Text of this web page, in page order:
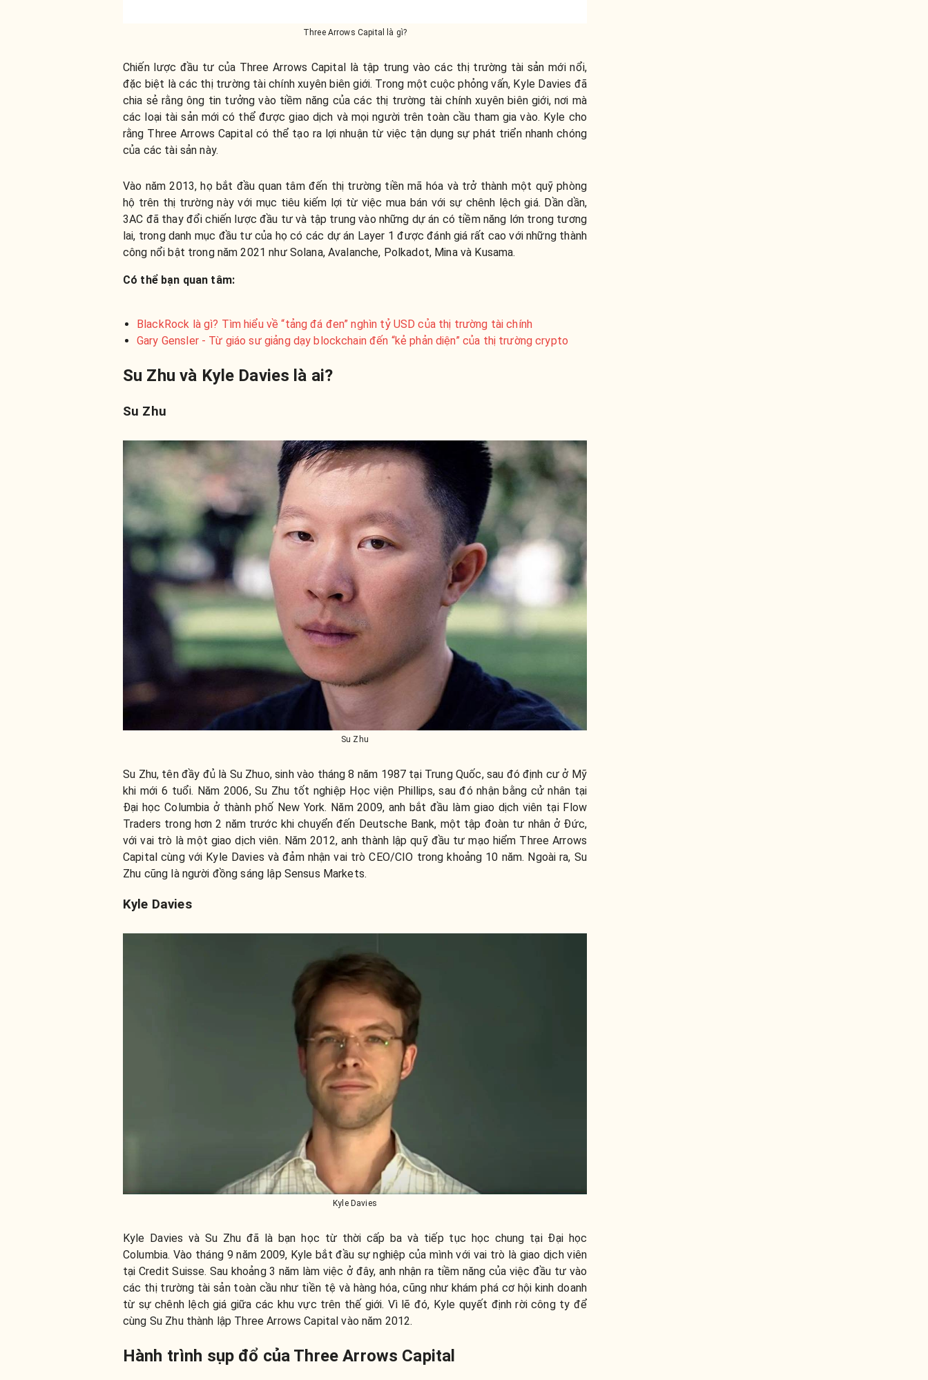
Three Arrows Capital là gì?
Chiến lược đầu tư của Three Arrows Capital là tập trung vào các thị trường tài sản mới nổi,
đặc biệt là các thị trường tài chính xuyên biên giới. Trong một cuộc phỏng vấn, Kyle Davies đã
chia sẻ rằng ông tin tưởng vào tiềm năng của các thị trường tài chính xuyên biên giới, nơi mà
các loại tài sản mới có thể được giao dịch và mọi người trên toàn cầu tham gia vào. Kyle cho
rằng Three Arrows Capital có thể tạo ra lợi nhuận từ việc tận dụng sự phát triển nhanh chóng
của các tài sản này.
Vào năm 2013, họ bắt đầu quan tâm đến thị trường tiền mã hóa và trở thành một quỹ phòng
hộ trên thị trường này với mục tiêu kiếm lợi từ việc mua bán với sự chênh lệch giá. Dần dần,
3AC đã thay đổi chiến lược đầu tư và tập trung vào những dự án có tiềm năng lớn trong tương
lai, trong danh mục đầu tư của họ có các dự án Layer 1 được đánh giá rất cao với những thành
công nổi bật trong năm 2021 như Solana, Avalanche, Polkadot, Mina và Kusama.
Có thể bạn quan tâm:
BlackRock là gì? Tìm hiểu về “tảng đá đen” nghìn tỷ USD của thị trường tài chính
Gary Gensler - Từ giáo sư giảng dạy blockchain đến “kẻ phản diện” của thị trường crypto
Su Zhu và Kyle Davies là ai?
Su Zhu
Su Zhu
Su Zhu, tên đầy đủ là Su Zhuo, sinh vào tháng 8 năm 1987 tại Trung Quốc, sau đó định cư ở Mỹ
khi mới 6 tuổi. Năm 2006, Su Zhu tốt nghiệp Học viện Phillips, sau đó nhận bằng cử nhân tại
Đại học Columbia ở thành phố New York. Năm 2009, anh bắt đầu làm giao dịch viên tại Flow
Traders trong hơn 2 năm trước khi chuyển đến Deutsche Bank, một tập đoàn tư nhân ở Đức,
với vai trò là một giao dịch viên. Năm 2012, anh thành lập quỹ đầu tư mạo hiểm Three Arrows
Capital cùng với Kyle Davies và đảm nhận vai trò CEO/CIO trong khoảng 10 năm. Ngoài ra, Su
Zhu cũng là người đồng sáng lập Sensus Markets.
Kyle Davies
Kyle Davies
Kyle Davies và Su Zhu đã là bạn học từ thời cấp ba và tiếp tục học chung tại Đại học
Columbia. Vào tháng 9 năm 2009, Kyle bắt đầu sự nghiệp của mình với vai trò là giao dịch viên
tại Credit Suisse. Sau khoảng 3 năm làm việc ở đây, anh nhận ra tiềm năng của việc đầu tư vào
các thị trường tài sản toàn cầu như tiền tệ và hàng hóa, cũng như khám phá cơ hội kinh doanh
từ sự chênh lệch giá giữa các khu vực trên thế giới. Vì lẽ đó, Kyle quyết định rời công ty để
cùng Su Zhu thành lập Three Arrows Capital vào năm 2012.
Hành trình sụp đổ của Three Arrows Capital